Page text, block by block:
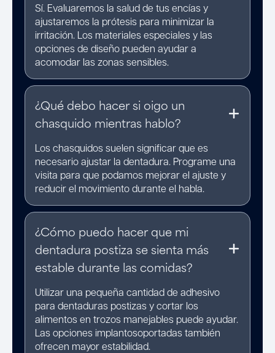
Sí. Evaluaremos la salud de tus encías y
ajustaremos la prótesis para minimizar la
irritación. Los materiales especiales y las
opciones de diseño pueden ayudar a
acomodar las zonas sensibles.
¿Qué debo hacer si oigo un
chasquido mientras hablo?
Los chasquidos suelen significar que es
necesario ajustar la dentadura. Programe una
visita para que podamos mejorar el ajuste y
reducir el movimiento durante el habla.
¿Cómo puedo hacer que mi
dentadura postiza se sienta más
estable durante las comidas?
Utilizar una pequeña cantidad de adhesivo
para dentaduras postizas y cortar los
alimentos en trozos manejables puede ayudar.
Las opciones implantosoportadas también
ofrecen mayor estabilidad.